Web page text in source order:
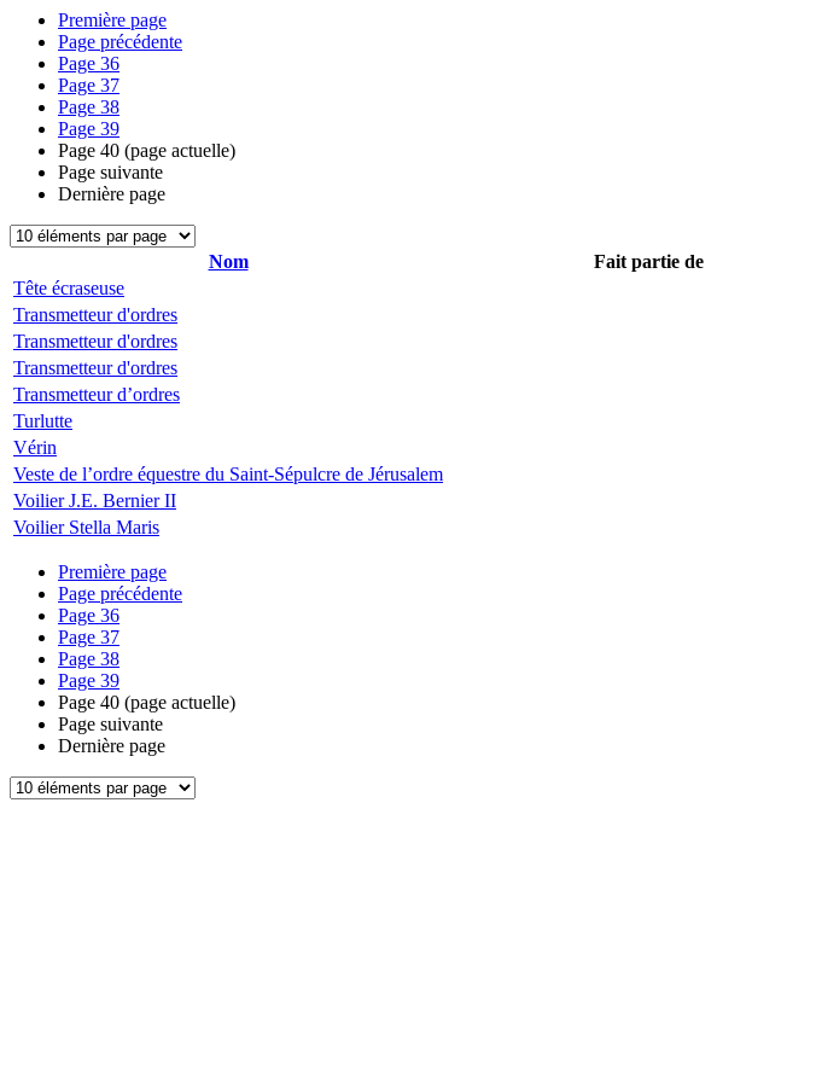
Première page
Page précédente
Page 36
Page 37
Page 38
Page 39
Page 40 (page actuelle)
Page suivante
Dernière page
Nom Fait partie de
Tête écraseuse
Transmetteur d'ordres
Transmetteur d'ordres
Transmetteur d'ordres
Transmetteur d’ordres
Turlutte
Vérin
Veste de l’ordre équestre du Saint-Sépulcre de Jérusalem
Voilier J.E. Bernier II
Voilier Stella Maris
Première page
Page précédente
Page 36
Page 37
Page 38
Page 39
Page 40 (page actuelle)
Page suivante
Dernière page